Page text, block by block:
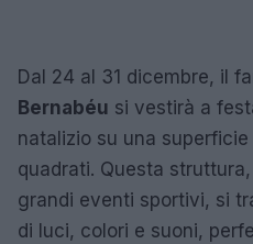
Dal 24 al 31 dicembre, il
Bernabéu si vestirà a
natalizio su una
quadrati. Questa
grandi eventi sportivi, si
di luci, colori e suoni,